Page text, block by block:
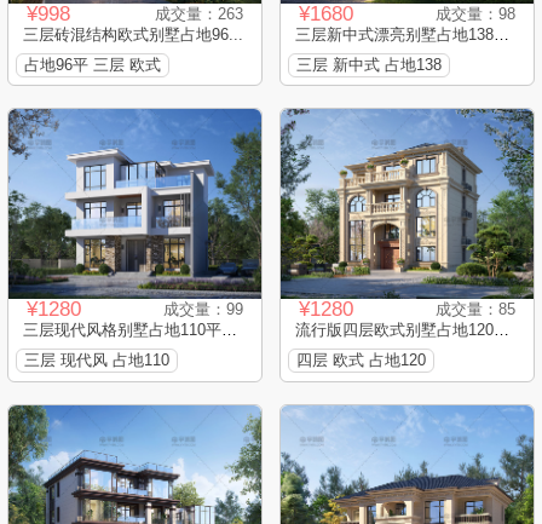
¥998
成交量：263
三层砖混结构欧式别墅占地96...
占地96平 三层 欧式
¥1680
成交量：98
三层新中式漂亮别墅占地138平...
三层 新中式 占地138
¥1280
成交量：99
三层现代风格别墅占地110平框...
三层 现代风 占地110
¥1280
成交量：85
流行版四层欧式别墅占地120平...
四层 欧式 占地120